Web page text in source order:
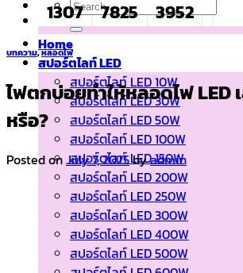
Search
for:
Home
สปอร์ตไลท์ LED
สปอร์ตไลท์ LED 10W
สปอร์ตไลท์ LED 30W
สปอร์ตไลท์ LED 50W
สปอร์ตไลท์ LED 100W
สปอร์ตไลท์ LED 150W
สปอร์ตไลท์ LED 200W
สปอร์ตไลท์ LED 250W
สปอร์ตไลท์ LED 300W
สปอร์ตไลท์ LED 400W
สปอร์ตไลท์ LED 500W
1307
7825
3952
บทความ,หลอดไฟ
ไฟตกบ่อยทำให้หลอดไฟ LED
หรือ?
Posted onJuly 7, 2025byadmin